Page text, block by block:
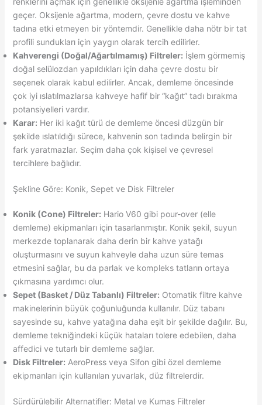
geçer. Oksijenle ağartma, modern, çevre dostu ve kahve
tadına etki etmeyen bir yöntemdir. Genellikle daha nötr bir tat
profili sundukları için yaygın olarak tercih edilirler.
Kahverengi (Doğal/Ağartılmamış) Filtreler: İşlem görmemiş
doğal selülozdan yapıldıkları için daha çevre dostu bir
seçenek olarak kabul edilirler. Ancak, demleme öncesinde
çok iyi ıslatılmazlarsa kahveye hafif bir “kağıt” tadı bırakma
potansiyelleri vardır.
Karar: Her iki kağıt türü de demleme öncesi düzgün bir
şekilde ıslatıldığı sürece, kahvenin son tadında belirgin bir
fark yaratmazlar. Seçim daha çok kişisel ve çevresel
tercihlere bağlıdır.
Şekline Göre: Konik, Sepet ve Disk Filtreler
Konik (Cone) Filtreler: Hario V60 gibi pour-over (elle
demleme) ekipmanları için tasarlanmıştır. Konik şekil, suyun
merkezde toplanarak daha derin bir kahve yatağı
oluşturmasını ve suyun kahveyle daha uzun süre temas
etmesini sağlar, bu da parlak ve kompleks tatların ortaya
çıkmasına yardımcı olur.
Sepet (Basket / Düz Tabanlı) Filtreler: Otomatik filtre kahve
makinelerinin büyük çoğunluğunda kullanılır. Düz tabanı
sayesinde su, kahve yatağına daha eşit bir şekilde dağılır. Bu,
demleme tekniğindeki küçük hataları tolere edebilen, daha
affedici ve tutarlı bir demleme sağlar.
Disk Filtreler: AeroPress veya Sifon gibi özel demleme
ekipmanları için kullanılan yuvarlak, düz filtrelerdir.
Sürdürülebilir Alternatifler: Metal ve Kumaş Filtreler